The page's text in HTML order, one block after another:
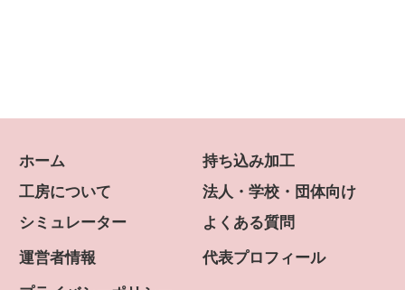
ホーム
持ち込み加工
工房について
法人・学校・団体向け
シミュレーター
よくある質問
運営者情報 代表プロフィール